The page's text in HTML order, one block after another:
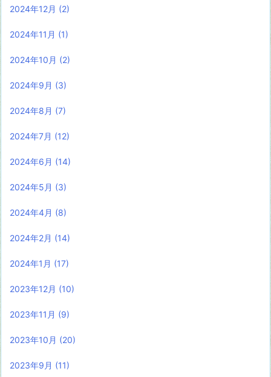
2024年12月 (2)
2024年11月 (1)
2024年10月 (2)
2024年9月 (3)
2024年8月 (7)
2024年7月 (12)
2024年6月 (14)
2024年5月 (3)
2024年4月 (8)
2024年2月 (14)
2024年1月 (17)
2023年12月 (10)
2023年11月 (9)
2023年10月 (20)
2023年9月 (11)